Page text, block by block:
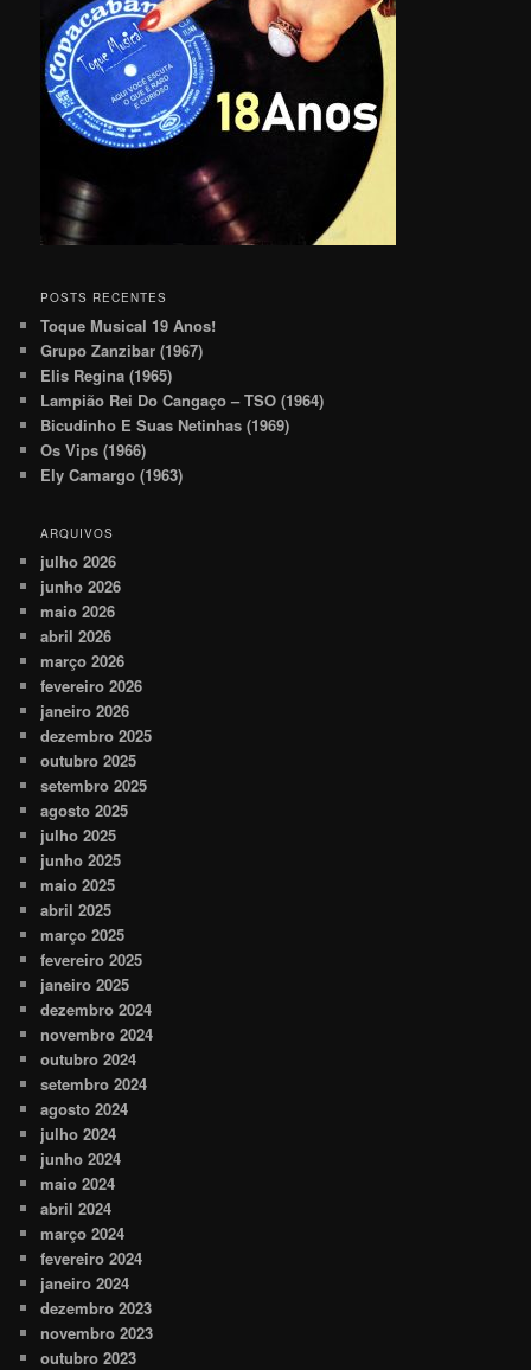
POSTS RECENTES
Toque Musical 19 Anos!
Grupo Zanzibar (1967)
Elis Regina (1965)
Lampião Rei Do Cangaço – TSO (1964)
Bicudinho E Suas Netinhas (1969)
Os Vips (1966)
Ely Camargo (1963)
ARQUIVOS
julho 2026
junho 2026
maio 2026
abril 2026
março 2026
fevereiro 2026
janeiro 2026
dezembro 2025
outubro 2025
setembro 2025
agosto 2025
julho 2025
junho 2025
maio 2025
abril 2025
março 2025
fevereiro 2025
janeiro 2025
dezembro 2024
novembro 2024
outubro 2024
setembro 2024
agosto 2024
julho 2024
junho 2024
maio 2024
abril 2024
março 2024
fevereiro 2024
janeiro 2024
dezembro 2023
novembro 2023
outubro 2023